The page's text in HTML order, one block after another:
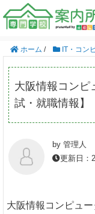
ホーム / IT・コン
大阪情報コンピ
試・就職情報】
by 管理人
更新日：
大阪情報コンピュ